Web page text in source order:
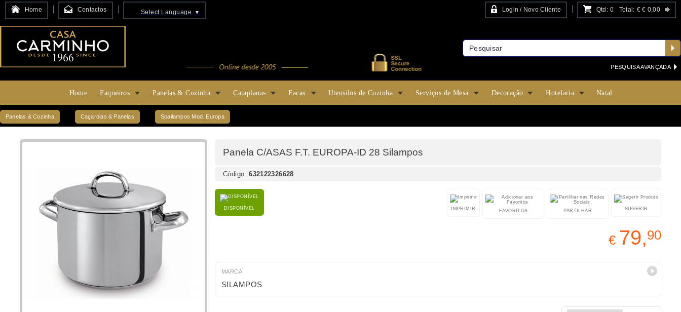
Home Contactos Select Language ▼ Login / Novo Cliente Qtd: 0 Total: €€ 0,00
PESQUISA AVANÇADA
Home Faqueiros Panelas & Cozinha Cataplanas Facas Utensilos de Cozinha Serviços de Mesa Decoração Hotelaria Natal
Panelas & Cozinha Caçarolas & Panelas Spailampos Mod. Europa
Panela C/ASAS F.T. EUROPA-ID 28 Silampos
Código:632122326628
DISPONÍVEL SUGERIR
PARTILHAR
FAVORITOS
IMPRIMIR
€ 79,90
MARCA
SILAMPOS